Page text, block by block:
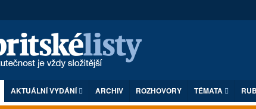
AKTUÁLNÍ VYDÁNÍ ARCHIV ROZHOVORY TÉMATA